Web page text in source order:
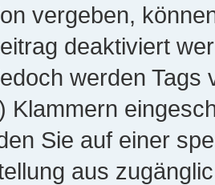
vergeben,
deaktiviert
werden Tags
Klammern
Sie auf einer
aus